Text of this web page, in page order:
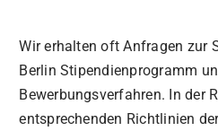
Wir erhalten oft Anfragen zur
Berlin Stipendienprogramm
Bewerbungsverfahren. In der
entsprechenden Richtlinien